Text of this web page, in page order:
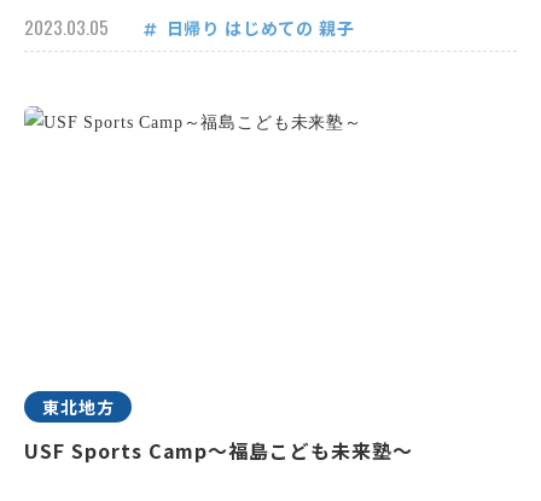
2023.03.05 日帰り はじめての 親子
東北地方
USF Sports Camp～福島こども未来塾～